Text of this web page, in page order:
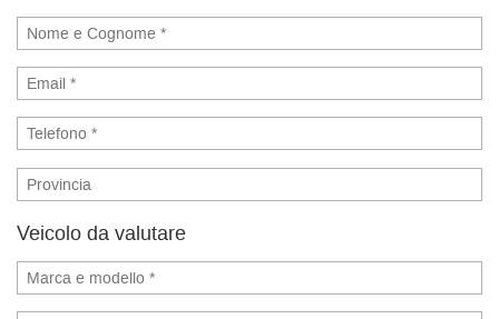
Veicolo da valutare